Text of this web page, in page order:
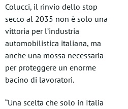
Colucci, il rinvio dello stop
secco al 2035 non è solo una
vittoria per l’industria
automobilistica italiana, ma
anche una mossa necessaria
per proteggere un enorme
bacino di lavoratori.
“Una scelta che solo in Italia